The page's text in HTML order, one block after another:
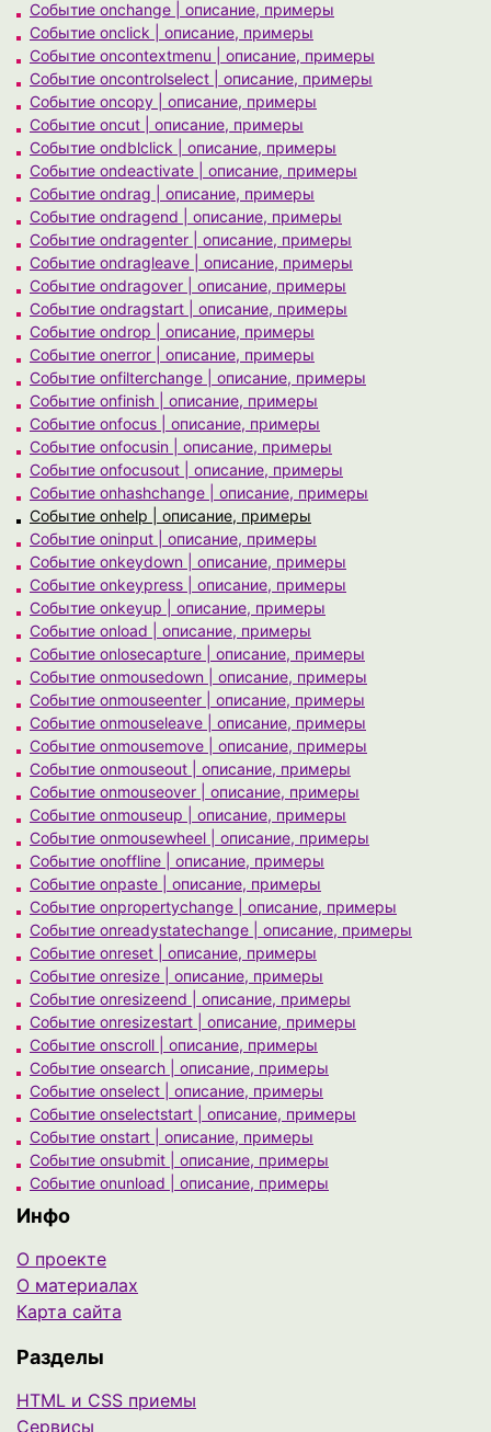
Событие onchange | описание, примеры
Событие onclick | описание, примеры
Событие oncontextmenu | описание, примеры
Событие oncontrolselect | описание, примеры
Событие oncopy | описание, примеры
Событие oncut | описание, примеры
Событие ondblclick | описание, примеры
Событие ondeactivate | описание, примеры
Событие ondrag | описание, примеры
Событие ondragend | описание, примеры
Событие ondragenter | описание, примеры
Событие ondragleave | описание, примеры
Событие ondragover | описание, примеры
Событие ondragstart | описание, примеры
Событие ondrop | описание, примеры
Событие onerror | описание, примеры
Событие onfilterchange | описание, примеры
Событие onfinish | описание, примеры
Событие onfocus | описание, примеры
Событие onfocusin | описание, примеры
Событие onfocusout | описание, примеры
Событие onhashchange | описание, примеры
Событие onhelp | описание, примеры
Событие oninput | описание, примеры
Событие onkeydown | описание, примеры
Событие onkeypress | описание, примеры
Событие onkeyup | описание, примеры
Событие onload | описание, примеры
Событие onlosecapture | описание, примеры
Событие onmousedown | описание, примеры
Событие onmouseenter | описание, примеры
Событие onmouseleave | описание, примеры
Событие onmousemove | описание, примеры
Событие onmouseout | описание, примеры
Событие onmouseover | описание, примеры
Событие onmouseup | описание, примеры
Событие onmousewheel | описание, примеры
Событие onoffline | описание, примеры
Событие onpaste | описание, примеры
Событие onpropertychange | описание, примеры
Событие onreadystatechange | описание, примеры
Событие onreset | описание, примеры
Событие onresize | описание, примеры
Событие onresizeend | описание, примеры
Событие onresizestart | описание, примеры
Событие onscroll | описание, примеры
Событие onsearch | описание, примеры
Событие onselect | описание, примеры
Событие onselectstart | описание, примеры
Событие onstart | описание, примеры
Событие onsubmit | описание, примеры
Событие onunload | описание, примеры
Инфо
О проекте
О материалах
Карта сайта
Разделы
HTML и CSS приемы
Сервисы